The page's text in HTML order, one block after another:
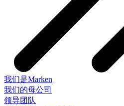
我们是Marken
我们的母公司
领导团队